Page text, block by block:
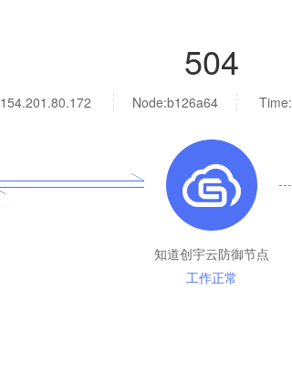
504
154.201.80.172 Node:b126a64 Time:
知道创宇云防御节点
工作正常